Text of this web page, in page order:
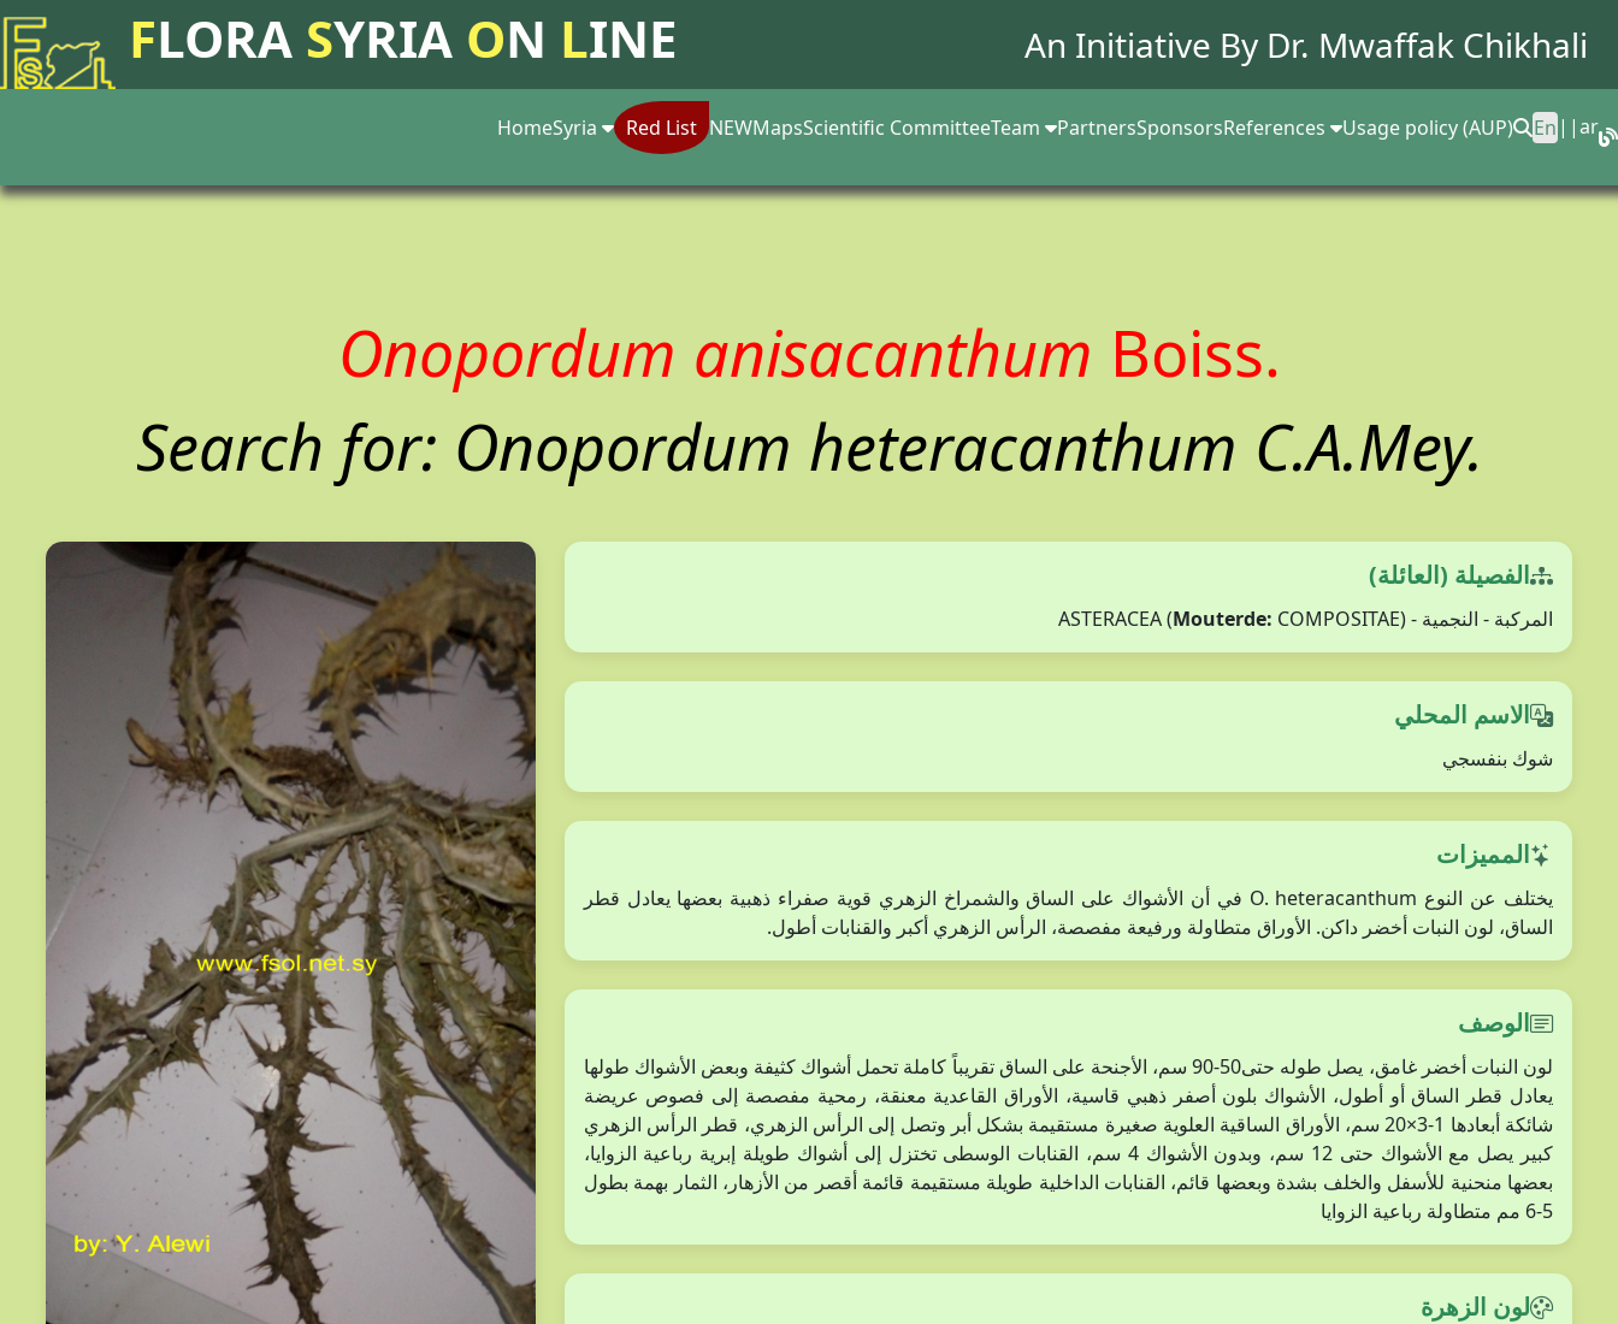
FLORA SYRIA ON LINE An Initiative By Dr. Mwaffak Chikhali
HomeSyria Red List NEWMapsScientific CommitteeTeam PartnersSponsorsReferences Usage policy (AUP) En ||ar
Onopordum anisacanthum Boiss.
Search for: Onopordum heteracanthum C.A.Mey.
الفصيلة (العائلة)
المركبة - النجمية - ASTERACEA ( Mouterde: COMPOSITAE)
الاسم المحلي
شوك بنفسجي
المميزات
يختلف عن النوع O. heteracanthum في أن الأشواك على الساق والشمراخ الزهري قوية صفراء ذهبية بعضها يعادل قطر
الساق، لون النبات أخضر داكن. الأوراق متطاولة ورفيعة مفصصة، الرأس الزهري أكبر والقنابات أطول.
الوصف
لون النبات أخضر غامق، يصل طوله حتى50-90 سم، الأجنحة على الساق تقريباً كاملة تحمل أشواك كثيفة وبعض الأشواك طولها
يعادل قطر الساق أو أطول، الأشواك بلون أصفر ذهبي قاسية، الأوراق القاعدية معنقة، رمحية مفصصة إلى فصوص عريضة
شائكة أبعادها 1-3×20 سم، الأوراق الساقية العلوية صغيرة مستقيمة بشكل أبر وتصل إلى الرأس الزهري، قطر الرأس الزهري
كبير يصل مع الأشواك حتى 12 سم، وبدون الأشواك 4 سم، القنابات الوسطى تختزل إلى أشواك طويلة إبرية رباعية الزوايا،
بعضها منحنية للأسفل والخلف بشدة وبعضها قائم، القنابات الداخلية طويلة مستقيمة قائمة أقصر من الأزهار، الثمار بهمة بطول
5-6 مم متطاولة رباعية الزوايا
لون الزهرة